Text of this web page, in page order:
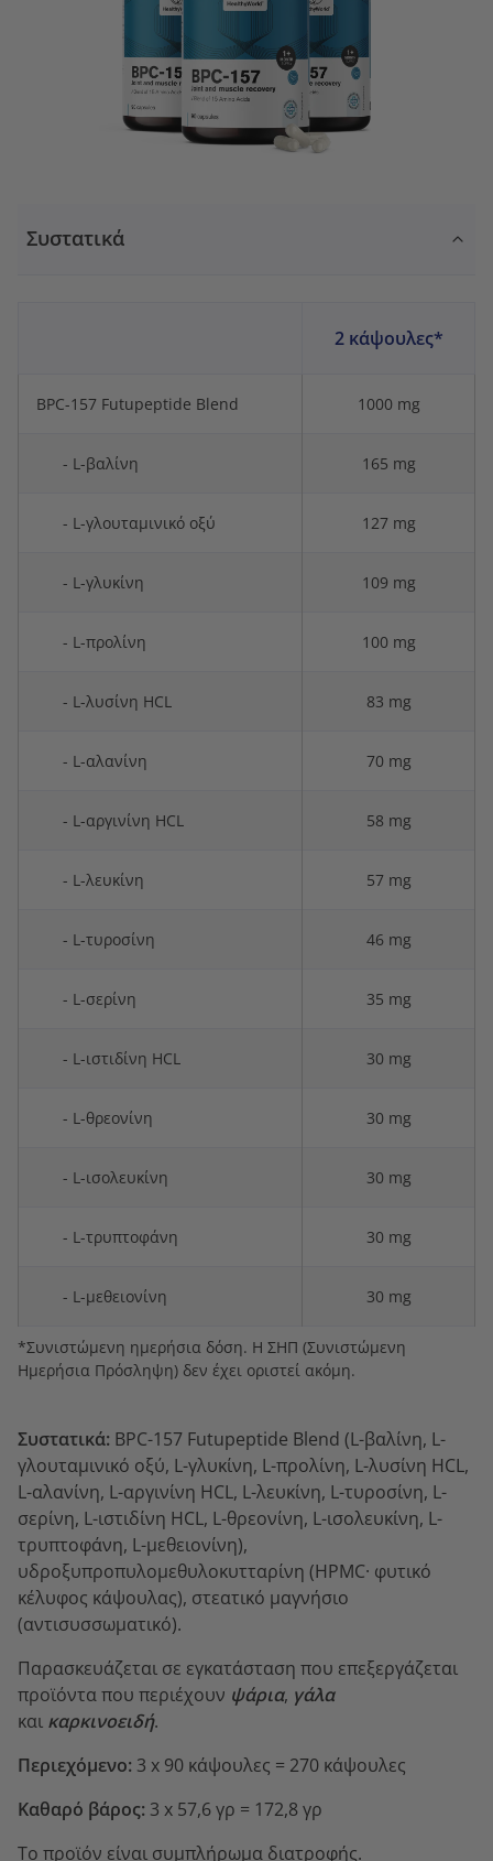
Συστατικά
2 κάψουλες*
BPC-157 Futupeptide Blend 1000 mg
- L-βαλίνη 165 mg
- L-γλουταμινικό οξύ 127 mg
- L-γλυκίνη 109 mg
- L-προλίνη 100 mg
- L-λυσίνη HCL 83 mg
- L-αλανίνη 70 mg
- L-αργινίνη HCL 58 mg
- L-λευκίνη 57 mg
- L-τυροσίνη 46 mg
- L-σερίνη 35 mg
- L-ιστιδίνη HCL 30 mg
- L-θρεονίνη 30 mg
- L-ισολευκίνη 30 mg
- L-τρυπτοφάνη 30 mg
- L-μεθειονίνη 30 mg
*Συνιστώμενη ημερήσια δόση. Η ΣΗΠ (Συνιστώμενη
Ημερήσια Πρόσληψη) δεν έχει οριστεί ακόμη.
Συστατικά: BPC-157 Futupeptide Blend (L-βαλίνη, L-
γλουταμινικό οξύ, L-γλυκίνη, L-προλίνη, L-λυσίνη HCL,
L-αλανίνη, L-αργινίνη HCL, L-λευκίνη, L-τυροσίνη, L-
σερίνη, L-ιστιδίνη HCL, L-θρεονίνη, L-ισολευκίνη, L-
τρυπτοφάνη, L-μεθειονίνη),
υδροξυπροπυλομεθυλοκυτταρίνη (HPMC· φυτικό
κέλυφος κάψουλας), στεατικό μαγνήσιο
(αντισυσσωματικό).
Παρασκευάζεται σε εγκατάσταση που επεξεργάζεται
προϊόντα που περιέχουν ψάρια, γάλα
και καρκινοειδή.
Περιεχόμενο: 3 x 90 κάψουλες = 270 κάψουλες
Καθαρό βάρος: 3 x 57,6 γρ = 172,8 γρ
Το προϊόν είναι συμπλήρωμα διατροφής.